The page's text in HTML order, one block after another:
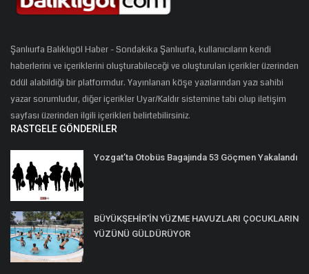
Şanlıurfa Balıklıgöl Haber - Sondakika Şanlıurfa, kullanıcıların kendi
haberlerini ve içeriklerini oluşturabileceği ve oluşturulan içerikler üzerinden
ödül alabildiği bir platformdur. Yayınlanan köşe yazılarından yazı sahibi
yazar sorumludur, diğer içerikler Uyar/Kaldır sistemine tabi olup iletişim
sayfası üzerinden ilgili içerikleri belirtebilirsiniz.
RASTGELE GÖNDERILER
Yozgat’ta Otobüs Bagajında 53 Göçmen Yakalandı
BÜYÜKŞEHİR'İN YÜZME HAVUZLARI ÇOCUKLARIN
YÜZÜNÜ GÜLDÜRÜYOR